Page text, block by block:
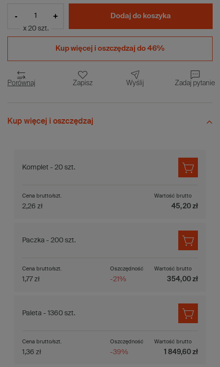
- +
x 20 szt.
Dodaj do koszyka
Kup więcej i oszczędzaj do 46%
Porównaj Zapisz Wyślij Zadaj pytanie
Kup więcej i oszczędzaj
Komplet - 20 szt.
Cena brutto/szt.
2,26 zł
Wartość brutto
45,20 zł
Paczka - 200 szt.
Oszczędność
-21%
Cena brutto/szt.
1,77 zł
Wartość brutto
354,00 zł
Paleta - 1360 szt.
Oszczędność
-39%
Cena brutto/szt.
1,36 zł
Wartość brutto
1 849,60 zł